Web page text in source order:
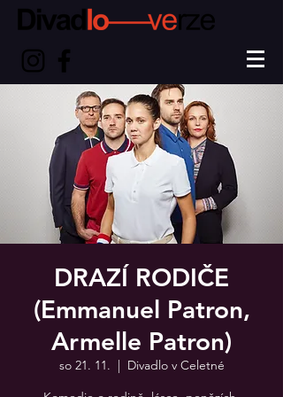
DRAZÍ RODIČE
(Emmanuel Patron,
Armelle Patron)
so 21. 11.
  |
Divadlo v Celetné